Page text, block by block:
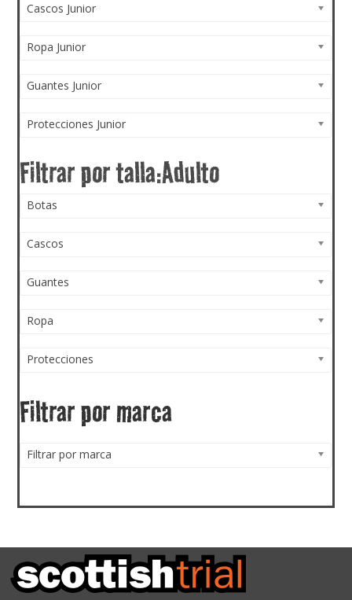
Cascos Junior
Ropa Junior
Guantes Junior
Protecciones Junior
Botas
Cascos
Guantes
Ropa
Protecciones
Filtrar por marca
Filtrar por marca